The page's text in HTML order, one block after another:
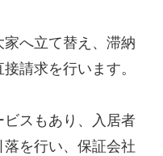
へ立て替え、滞納
請求を行います。
スもあり、入居者
を行い、保証会社